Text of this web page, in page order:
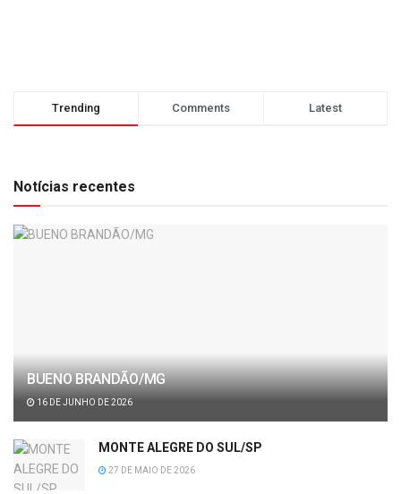
Trending Comments Latest
Notícias recentes
BUENO BRANDÃO/MG
16 DE JUNHO DE 2026
MONTE ALEGRE DO SUL/SP
27 DE MAIO DE 2026